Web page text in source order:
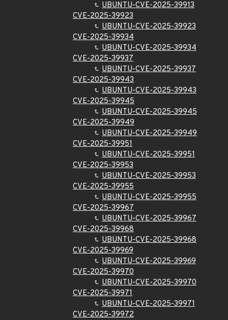
UBUNTU-CVE-2025-39913
CVE-2025-39923
UBUNTU-CVE-2025-39923
CVE-2025-39934
UBUNTU-CVE-2025-39934
CVE-2025-39937
UBUNTU-CVE-2025-39937
CVE-2025-39943
UBUNTU-CVE-2025-39943
CVE-2025-39945
UBUNTU-CVE-2025-39945
CVE-2025-39949
UBUNTU-CVE-2025-39949
CVE-2025-39951
UBUNTU-CVE-2025-39951
CVE-2025-39953
UBUNTU-CVE-2025-39953
CVE-2025-39955
UBUNTU-CVE-2025-39955
CVE-2025-39967
UBUNTU-CVE-2025-39967
CVE-2025-39968
UBUNTU-CVE-2025-39968
CVE-2025-39969
UBUNTU-CVE-2025-39969
CVE-2025-39970
UBUNTU-CVE-2025-39970
CVE-2025-39971
UBUNTU-CVE-2025-39971
CVE-2025-39972